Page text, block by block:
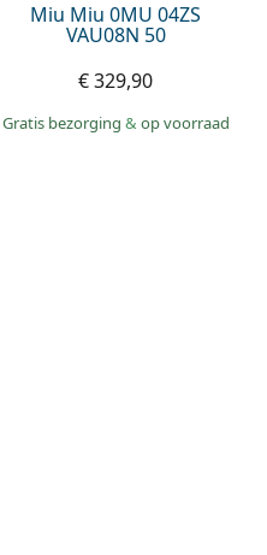
Miu Miu 0MU 04ZS
VAU08N 50
€ 329,90
Gratis bezorging & op voorraad